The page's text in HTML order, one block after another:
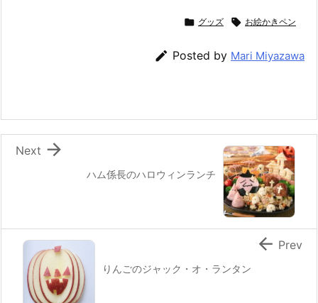
o
k
a
ai
l
 グッズ  お絵かきペン
 Posted by Mari Miyazawa
ハム係長のハロウィンランチ

Next
りんごのジャック・オ・ランタン
 Prev